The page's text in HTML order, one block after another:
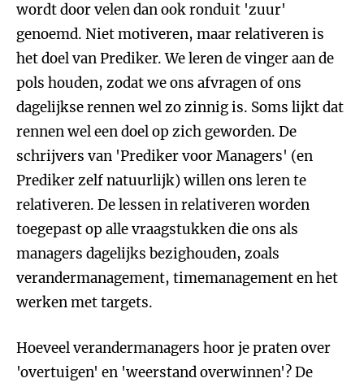
wordt door velen dan ook ronduit 'zuur'
genoemd. Niet motiveren, maar relativeren is
het doel van Prediker. We leren de vinger aan de
pols houden, zodat we ons afvragen of ons
dagelijkse rennen wel zo zinnig is. Soms lijkt dat
rennen wel een doel op zich geworden. De
schrijvers van 'Prediker voor Managers' (en
Prediker zelf natuurlijk) willen ons leren te
relativeren. De lessen in relativeren worden
toegepast op alle vraagstukken die ons als
managers dagelijks bezighouden, zoals
verandermanagement, timemanagement en het
werken met targets.
Hoeveel verandermanagers hoor je praten over
'overtuigen' en 'weerstand overwinnen'? De